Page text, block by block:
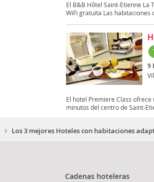
El B&B Hôtel Saint-Etienne
WiFi gratuita Las habitaciones
9
El hotel Premiere Class
minutos del centro de Saint-
Los 3 mejores Hoteles con habitaciones
Cadenas hoteleras